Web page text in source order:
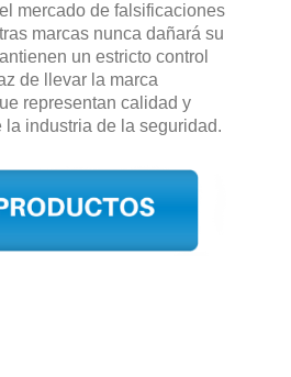
mercado de falsificaciones
marcas nunca dañará su
un estricto control
de llevar la marca
representan calidad y
la industria de la seguridad.